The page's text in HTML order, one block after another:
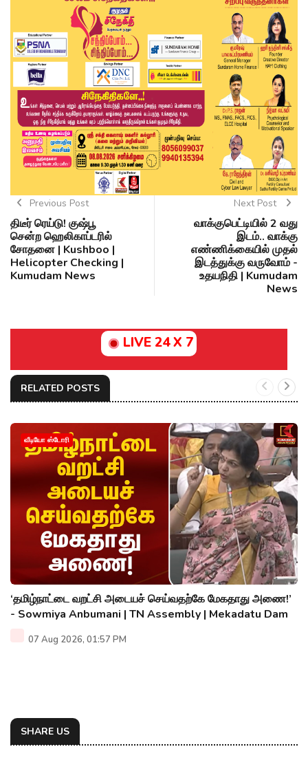
Previous Post
திடீர் ரெய்டு! குஷ்பூ
சென்ற ஹெலிகாப்டரில்
சோதனை | Kushboo |
Helicopter Checking |
Kumudam News
Next Post
வாக்குபெட்டியில் 2 வது
இடம்.. வாக்கு
எண்ணிக்கையில் முதல்
இடத்துக்கு வருவோம் -
உதயநிதி | Kumudam
News
LIVE 24 X 7
RELATED POSTS
வீடியோ ஸ்டோரி
‘தமிழ்நாட்டை வறட்சி அடையச் செய்வதற்கே மேகதாது அணை!’
- Sowmiya Anbumani | TN Assembly | Mekadatu Dam
07 Aug 2026, 01:57 PM
SHARE US